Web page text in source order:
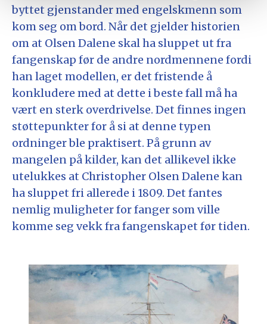
byttet gjenstander med engelskmenn som
kom seg om bord. Når det gjelder historien
om at Olsen Dalene skal ha sluppet ut fra
fangenskap før de andre nordmennene fordi
han laget modellen, er det fristende å
konkludere med at dette i beste fall må ha
vært en sterk overdrivelse. Det finnes ingen
støttepunkter for å si at denne typen
ordninger ble praktisert. På grunn av
mangelen på kilder, kan det allikevel ikke
utelukkes at Christopher Olsen Dalene kan
ha sluppet fri allerede i 1809. Det fantes
nemlig muligheter for fanger som ville
komme seg vekk fra fangenskapet før tiden.